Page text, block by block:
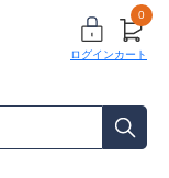
ログイン
0
カート